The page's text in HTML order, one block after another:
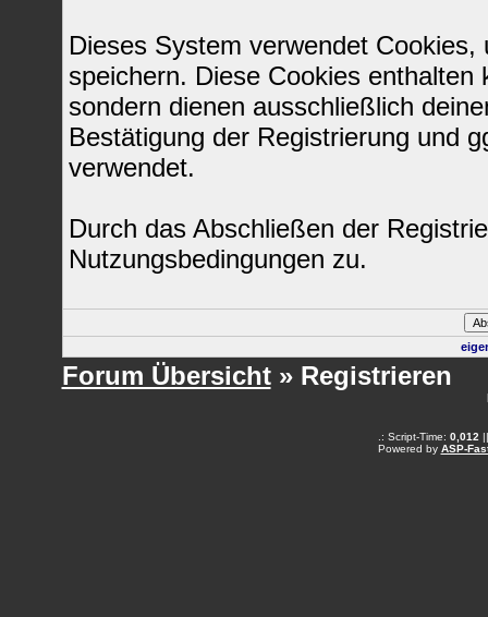
Dieses System verwendet
speichern. Diese Cookies
sondern dienen ausschließlich
Bestätigung der Registrierung und
verwendet.
Durch das Abschließen der
Nutzungsbedingungen zu.
Forum Übersicht» Registrieren
.: Script-Time: 0,012
Powered by ASP-